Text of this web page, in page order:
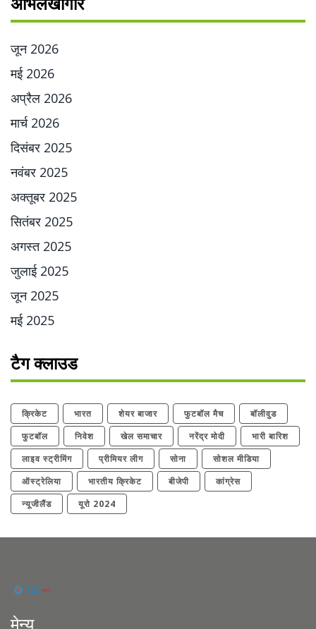
जून 2026
मई 2026
अप्रैल 2026
मार्च 2026
दिसंबर 2025
नवंबर 2025
अक्तूबर 2025
सितंबर 2025
अगस्त 2025
जुलाई 2025
जून 2025
मई 2025
टैग क्लाउड
क्रिकेट भारत शेयर बाजार फुटबॉल मैच
बॉलीवुड
फुटबॉल
निवेश खेल समाचार नरेंद्र मोदी
भारी बारिश
लाइव स्ट्रीमिंग
प्रीमियर लीग सोना
सोशल मीडिया
ऑस्ट्रेलिया
भारतीय क्रिकेट बीजेपी
कांग्रेस
न्यूजीलैंड
यूरो 2024
मेन्यू